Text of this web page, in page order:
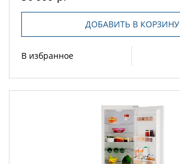
ДОБАВИТЬ В КОРЗИНУ
В избранное